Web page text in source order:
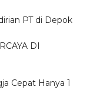
PT di Depok
DI
Cepat Hanya 1